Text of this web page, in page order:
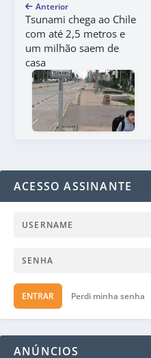
Anterior
Tsunami chega ao Chile
com até 2,5 metros e
um milhão saem de
casa
ACESSO ASSINANTE
ENTRAR Perdi minha senha
ANÚNCIOS